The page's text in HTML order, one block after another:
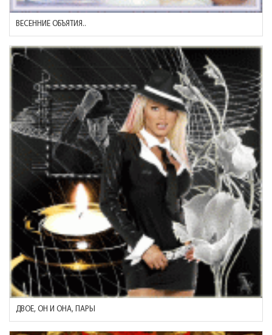
ВЕСЕННИЕ ОБЪЯТИЯ..
ДВОЕ, ОН И ОНА, ПАРЫ